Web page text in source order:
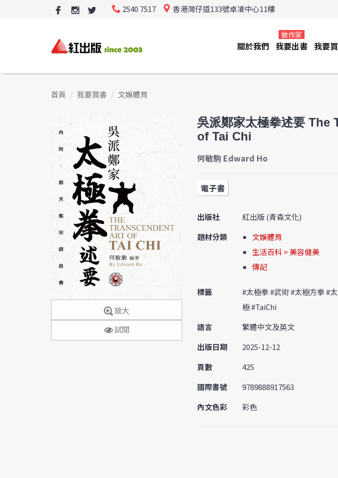
2540 7517 香港灣仔道133號卓凌中心11樓
關於我們 我要出書
做作家
我要
首頁 我要買書 文娛體育
放大
試閱
吳派鄭家太極拳述要 The
of Tai Chi
何敏駒 Edward Ho
電子書
出版社
紅出版 (青森文化)
題材分類
文娛體育
生活百科 > 美容健美
傳記
標籤
#太極拳 #武術 #太極方拳 #
極 #TaiChi
語言
繁體中文及英文
出版日期
2025-12-12
頁數
425
國際書號
9789888917563
內文色彩
彩色